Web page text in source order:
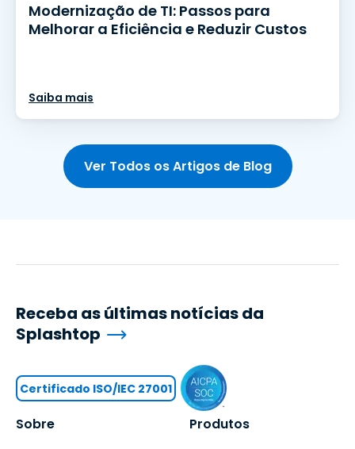
Modernização de TI: Passos para
Melhorar a Eficiência e Reduzir Custos
Saiba mais
Ver Todos os Artigos de Blog
Sobre Produtos
Receba as últimas notícias da
Splashtop
Certificado ISO/IEC 27001